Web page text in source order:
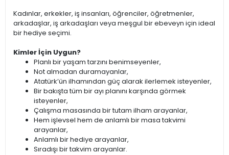
Kadınlar, erkekler, iş insanları, öğrenciler, öğretmenler,
arkadaşlar, iş arkadaşları veya meşgul bir ebeveyn için ideal
bir hediye seçimi.
Kimler İçin Uygun?
Planlı bir yaşam tarzını benimseyenler,
Not almadan duramayanlar,
Atatürk’ün ilhamından güç alarak ilerlemek isteyenler,
Bir bakışta tüm bir ayı planını karşında görmek
isteyenler,
Çalışma masasında bir tutam ilham arayanlar,
Hem işlevsel hem de anlamlı bir masa takvimi
arayanlar,
Anlamlı bir hediye arayanlar,
Sıradışı bir takvim arayanlar.